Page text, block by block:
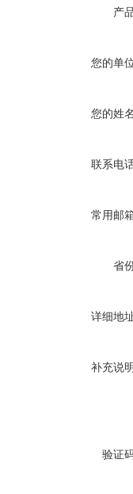
产
您的单
您的姓
联系电
常用邮
省
详细地
补充说
验证